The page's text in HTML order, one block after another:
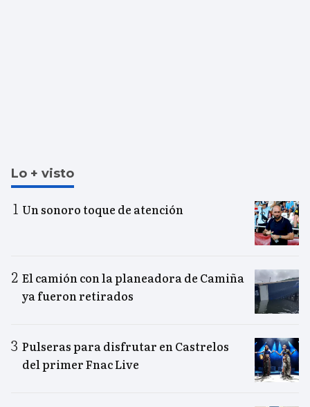
Lo + visto
Un sonoro toque de atención
El camión con la planeadora de Camiña
ya fueron retirados
Pulseras para disfrutar en Castrelos
del primer Fnac Live